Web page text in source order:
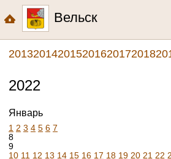
Вельск
201320142015201620172018
2022
Январь
1 2 3 4 5 6 7
8
9
10 11 12 13 14 15 16 17 18 19 20 21 22